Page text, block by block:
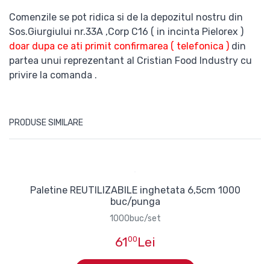
Comenzile se pot ridica si de la depozitul nostru din
Sos.Giurgiului nr.33A ,Corp C16 ( in incinta Pielorex )
doar dupa ce ati primit confirmarea ( telefonica ) din
partea unui reprezentant al Cristian Food Industry cu
privire la comanda .
PRODUSE SIMILARE
Paletine REUTILIZABILE inghetata 6,5cm 1000
buc/punga
1000buc/set
6100 Lei